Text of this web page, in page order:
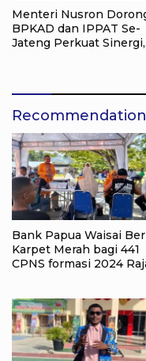
Menteri Nusron
BPKAD dan IPPAT Se-
Jateng Perkuat Sinergi,
Bank Papua Waisai
Karpet Merah bagi 441
CPNS formasi 2024